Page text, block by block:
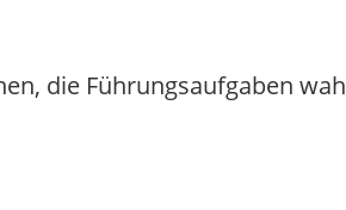
die Führungsaufgaben